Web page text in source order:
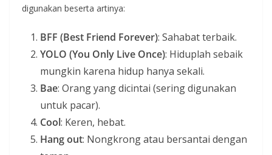
digunakan beserta artinya:
BFF (Best Friend Forever): Sahabat terbaik.
YOLO (You Only Live Once): Hiduplah sebaik
mungkin karena hidup hanya sekali.
Bae: Orang yang dicintai (sering digunakan
untuk pacar).
Cool: Keren, hebat.
Hang out: Nongkrong atau bersantai dengan